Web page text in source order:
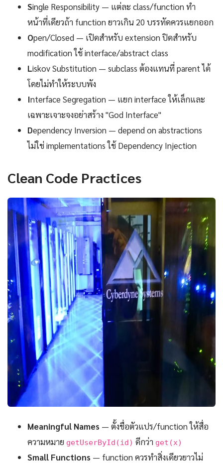
Single Responsibility — แต่ละ class/function ทำ
หน้าที่เดียวถ้า function ยาวเกิน 20 บรรทัดควรแยกออก
Open/Closed — เปิดสำหรับ extension ปิดสำหรับ
modification ใช้ interface/abstract class
Liskov Substitution — subclass ต้องแทนที่ parent ได้
โดยไม่ทำให้ระบบพัง
Interface Segregation — แยก interface ให้เล็กและ
เฉพาะเจาะจงอย่าสร้าง "God Interface"
Dependency Inversion — depend on abstractions
ไม่ใช่ implementations ใช้ Dependency Injection
Clean Code Practices
Meaningful Names — ตั้งชื่อตัวแปร/function ให้สื่อ
ความหมาย getUserById(id) ดีกว่า get(x)
Small Functions — function ควรทำสิ่งเดียวยาวไม่